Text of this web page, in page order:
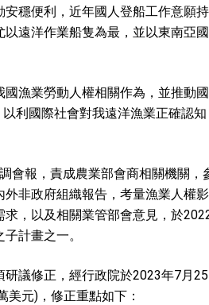
臺灣經濟轉型升級 籲請立院全力支持
關稅
繁榮
夥伴共同引領 下一個世代的繁榮
體供應鏈合作
夥伴關係
穩便利，近年國人登船工作意願
遠洋作業船隻為最，並以東南亞
漁業勞動人權相關作為，並推動
利國際社會對我遠洋漁業正確認
會報，責成農業部會商相關機關，
非政府組織報告，考量漁業人權影
，以及相關業管部會意見，於
計畫之一。
議修正，經行政院於2023年7月
美元)，修正重點如下：